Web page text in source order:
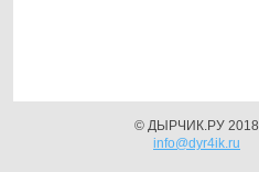
© ДЫРЧИК.РУ 2018
info@dyr4ik.ru